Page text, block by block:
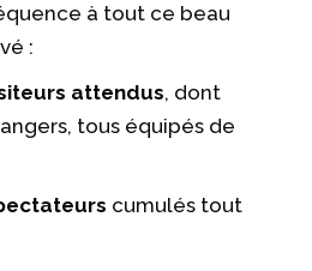
à tout ce beau
:
attendus, dont
tous équipés de
cumulés tout